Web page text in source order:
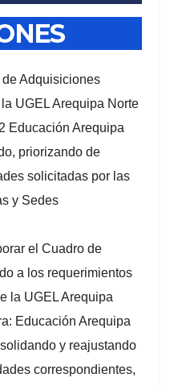
Adquisiciones
UGEL Arequipa Norte
Educación Arequipa
priorizando de
solicitadas por las
y Sedes
el Cuadro de
a los requerimientos
la UGEL Arequipa
Educación Arequipa
y reajustando
correspondientes,